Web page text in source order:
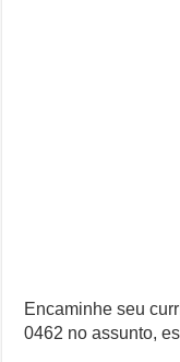
Encaminhe seu
0462 no assunto,